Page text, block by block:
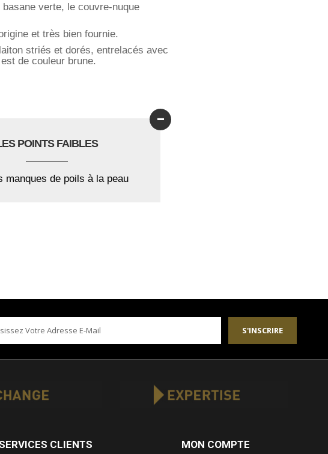
verte, le couvre-nuque
et très bien fournie.
striés et dorés, entrelacés avec
de couleur brune.
-
POINTS FAIBLES
manques de poils à la peau
S'INSCRIRE
CLIENTS MON COMPTE